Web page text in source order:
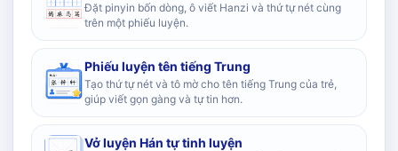
Đặt pinyin bốn dòng, ô viết Hanzi và thứ tự nét cùng
trên một phiếu luyện.
Phiếu luyện tên tiếng Trung
Tạo thứ tự nét và tô mờ cho tên tiếng Trung của trẻ,
giúp viết gọn gàng và tự tin hơn.
Vở luyện Hán tự tinh luyện